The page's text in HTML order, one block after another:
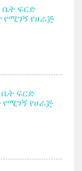
ቤት ፍርድ
የሀራጅ
ፍርድ
የሀራጅ